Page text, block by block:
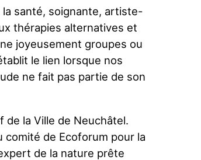
santé, soignante, artiste-
thérapies alternatives et
joyeusement groupes ou
le lien lorsque nos
ne fait pas partie de son
la Ville de Neuchâtel.
comité de Ecoforum pour la
de la nature prête